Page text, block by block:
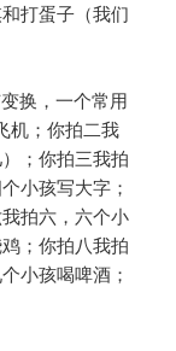
打蛋子（我们
换，一个常用
机；你拍二我
；你拍三我拍
小孩写大字；
拍六，六个小
；你拍八我拍
小孩喝啤酒；